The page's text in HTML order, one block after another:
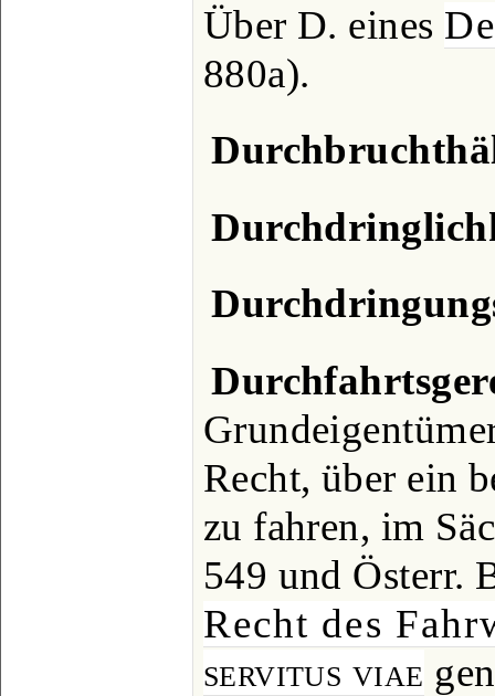
Über D. eines
880a).
Recht, über ein
zu fahren, im
549 und Österr.
Recht des
servitus viae